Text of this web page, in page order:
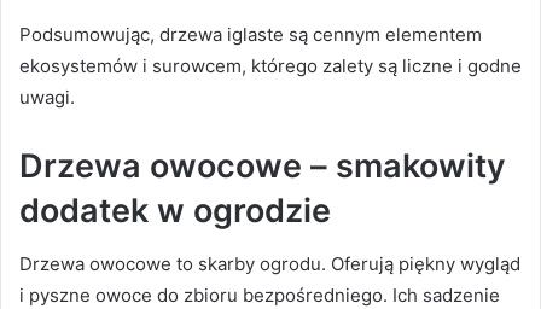
Podsumowując, drzewa iglaste są cennym elementem
ekosystemów i surowcem, którego zalety są liczne i godne
uwagi.
Drzewa owocowe – smakowity
dodatek w ogrodzie
Drzewa owocowe to skarby ogrodu. Oferują piękny wygląd
i pyszne owoce do zbioru bezpośredniego. Ich sadzenie